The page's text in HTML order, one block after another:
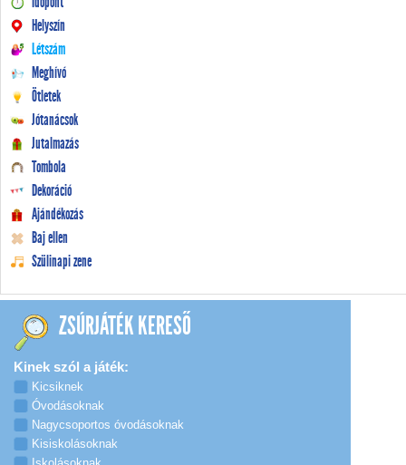
Helyszín
Létszám
Meghívó
Ötletek
Jótanácsok
Jutalmazás
Tombola
Dekoráció
Ajándékozás
Baj ellen
Szülinapi zene
ZSÚRJÁTÉK KERESŐ
Kinek szól a játék:
Kicsiknek
Óvodásoknak
Nagycsoportos óvodásoknak
Kisiskolásoknak